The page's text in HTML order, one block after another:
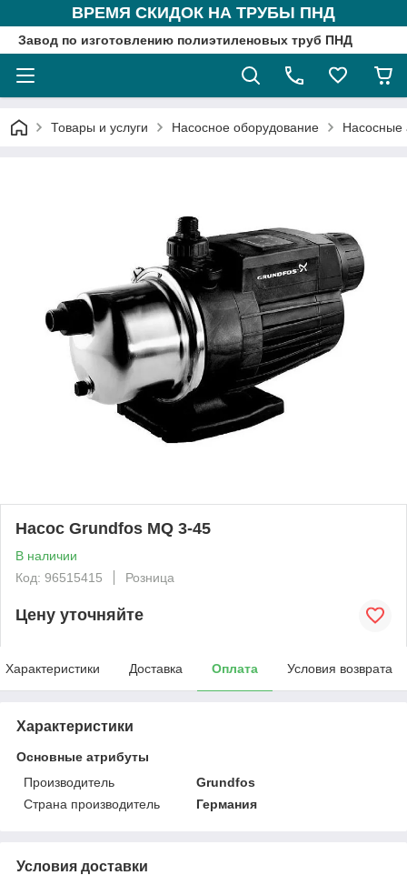
ВРЕМЯ СКИДОК НА ТРУБЫ ПНД
Завод по изготовлению полиэтиленовых труб ПНД
Товары и услуги Насосное оборудование Насосные
Насос Grundfos MQ 3-45
В наличии
Код: 96515415
Розница
Цену уточняйте
Характеристики Доставка Оплата Условия возврата
Характеристики
Основные атрибуты
Производитель
Grundfos
Страна производитель
Германия
Условия доставки